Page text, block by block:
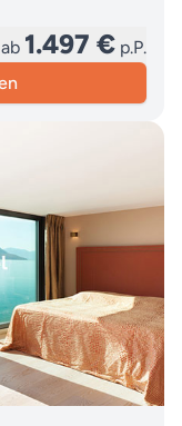
ab 1.497 € p.P.